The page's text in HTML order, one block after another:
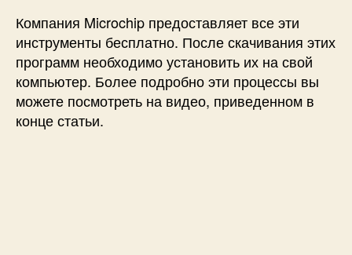
Компания Microchip предоставляет все эти
инструменты бесплатно. После скачивания этих
программ необходимо установить их на свой
компьютер. Более подробно эти процессы вы
можете посмотреть на видео, приведенном в
конце статьи.